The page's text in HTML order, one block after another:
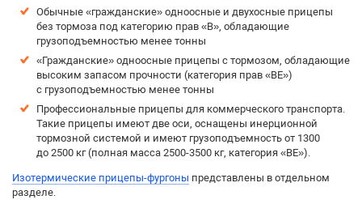
Обычные «гражданские» одноосные и двухосные прицепы
без тормоза под категорию прав «B», обладающие
грузоподъемностью менее тонны
«Гражданские» одноосные прицепы с тормозом, обладающие
высоким запасом прочности (категория прав «BE»)
с грузоподъемностью менее тонны
Профессиональные прицепы для коммерческого транспорта.
Такие прицепы имеют две оси, оснащены инерционной
тормозной системой и имеют грузоподъемность от 1300
до 2500 кг (полная масса 2500-3500 кг, категория «BE»).
Изотермические прицепы-фургоны представлены в отдельном
разделе.